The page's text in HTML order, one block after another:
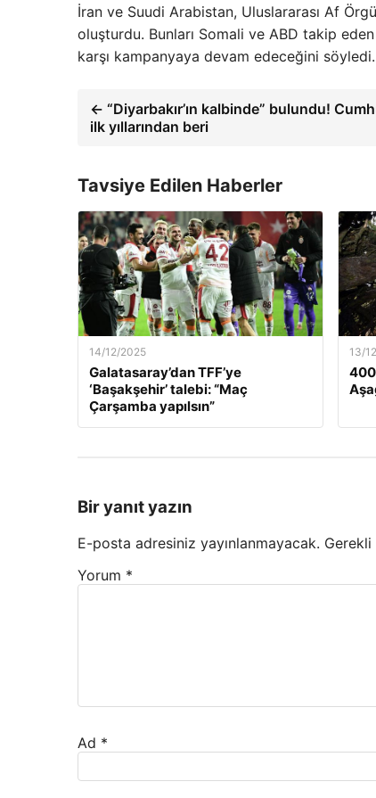
İran ve Suudi Arabistan, Uluslararası Af
oluşturdu. Bunları Somali ve ABD takip
karşı kampanyaya devam edeceğini söyledi.
← “Diyarbakır’ın kalbinde” bulundu!
ilk yıllarından beri
Tavsiye Edilen Haberler
14/12/2025
Galatasaray’dan TFF’ye
‘Başakşehir’ talebi: “Maç
Çarşamba yapılsın”
13/
400
Bir yanıt yazın
E-posta adresiniz yayınlanmayacak. Gerekli
Yorum *
Ad *